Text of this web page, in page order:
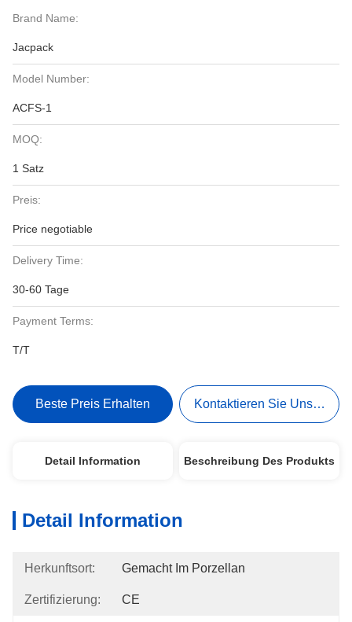
Brand Name:
Jacpack
Model Number:
ACFS-1
MOQ:
1 Satz
Preis:
Price negotiable
Delivery Time:
30-60 Tage
Payment Terms:
T/T
Beste Preis Erhalten Kontaktieren Sie Uns Jetzt
Detail Information Beschreibung Des Produkts
Detail Information
Herkunftsort: Gemacht Im Porzellan
Zertifizierung: CE